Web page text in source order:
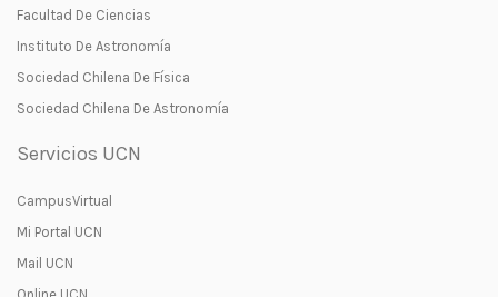
Facultad De Ciencias
Instituto De Astronomía
Sociedad Chilena De Física
Sociedad Chilena De Astronomía
Servicios UCN
CampusVirtual
Mi Portal UCN
Mail UCN